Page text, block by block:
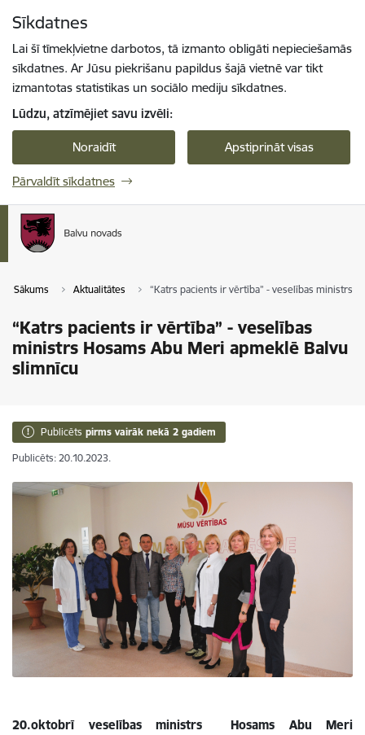
Sīkdatnes
Lai šī tīmekļvietne darbotos, tā izmanto obligāti nepieciešamās
sīkdatnes. Ar Jūsu piekrišanu papildus šajā vietnē var tikt
izmantotas statistikas un sociālo mediju sīkdatnes.
Lūdzu, atzīmējiet savu izvēli:
Noraidīt Apstiprināt visas
Pārvaldīt sīkdatnes
Sākums Aktualitātes “Katrs pacients ir vērtība” - veselības ministrs
“Katrs pacients ir vērtība” - veselības
ministrs Hosams Abu Meri apmeklē Balvu
slimnīcu
Publicēts pirms vairāk nekā 2 gadiem
Publicēts: 20.10.2023.
20.oktobrī veselības ministrs Hosams Abu Meri